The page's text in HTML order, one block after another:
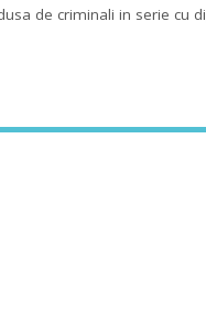
de criminali in serie cu